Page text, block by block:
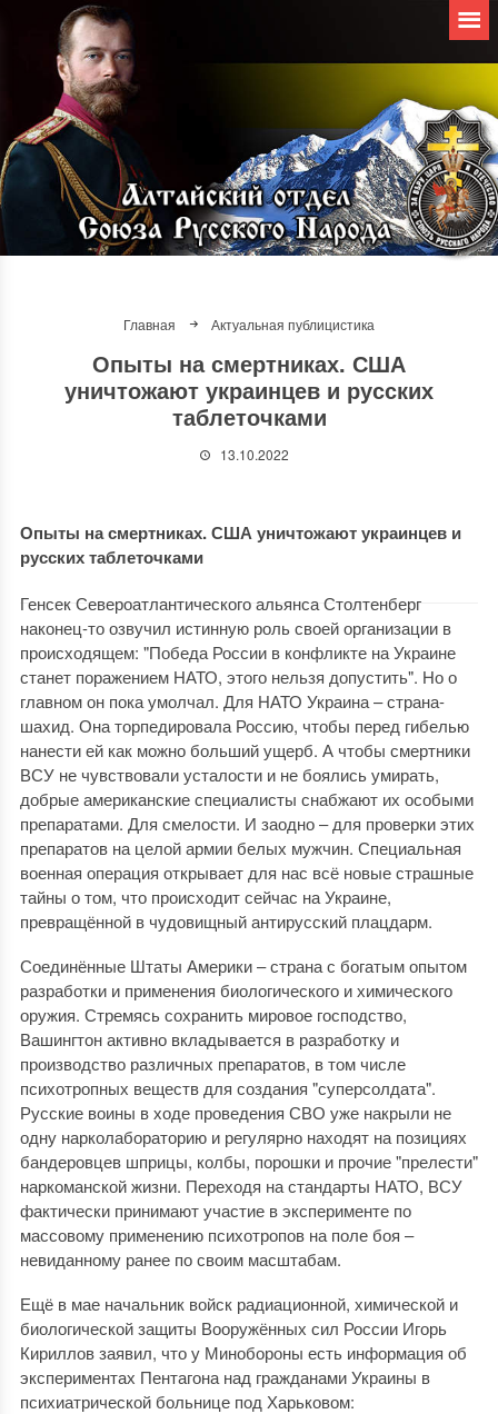
Главная Актуальная публицистика
Опыты на смертниках. США
уничтожают украинцев и русских
таблеточками
13.10.2022
Опыты на смертниках. США уничтожают украинцев и
русских таблеточками
Генсек Североатлантического альянса Столтенберг
наконец-то озвучил истинную роль своей организации в
происходящем: "Победа России в конфликте на Украине
станет поражением НАТО, этого нельзя допустить". Но о
главном он пока умолчал. Для НАТО Украина – страна-
шахид. Она торпедировала Россию, чтобы перед гибелью
нанести ей как можно больший ущерб. А чтобы смертники
ВСУ не чувствовали усталости и не боялись умирать,
добрые американские специалисты снабжают их особыми
препаратами. Для смелости. И заодно – для проверки этих
препаратов на целой армии белых мужчин. Специальная
военная операция открывает для нас всё новые страшные
тайны о том, что происходит сейчас на Украине,
превращённой в чудовищный антирусский плацдарм.
Соединённые Штаты Америки – страна с богатым опытом
разработки и применения биологического и химического
оружия. Стремясь сохранить мировое господство,
Вашингтон активно вкладывается в разработку и
производство различных препаратов, в том числе
психотропных веществ для создания "суперсолдата".
Русские воины в ходе проведения СВО уже накрыли не
одну нарколабораторию и регулярно находят на позициях
бандеровцев шприцы, колбы, порошки и прочие "прелести"
наркоманской жизни. Переходя на стандарты НАТО, ВСУ
фактически принимают участие в эксперименте по
массовому применению психотропов на поле боя –
невиданному ранее по своим масштабам.
Ещё в мае начальник войск радиационной, химической и
биологической защиты Вооружённых сил России Игорь
Кириллов заявил, что у Минобороны есть информация об
экспериментах Пентагона над гражданами Украины в
психиатрической больнице под Харьковом: